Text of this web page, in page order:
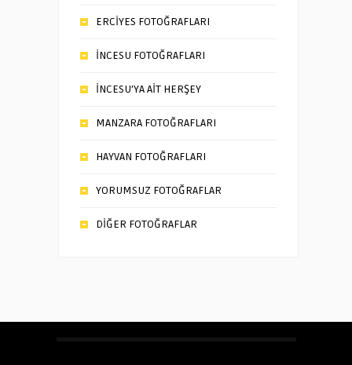
ERCİYES FOTOĞRAFLARI
İNCESU FOTOĞRAFLARI
İNCESU’YA AİT HERŞEY
MANZARA FOTOĞRAFLARI
HAYVAN FOTOĞRAFLARI
YORUMSUZ FOTOĞRAFLAR
DİĞER FOTOĞRAFLAR